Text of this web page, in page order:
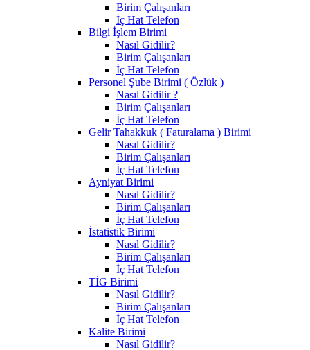
Birim Çalışanları
İç Hat Telefon
Bilgi İşlem Birimi
Nasıl Gidilir?
Birim Çalışanları
İç Hat Telefon
Personel Şube Birimi ( Özlük )
Nasıl Gidilir ?
Birim Çalışanları
İç Hat Telefon
Gelir Tahakkuk ( Faturalama ) Birimi
Nasıl Gidilir?
Birim Çalışanları
İç Hat Telefon
Ayniyat Birimi
Nasıl Gidilir?
Birim Çalışanları
İç Hat Telefon
İstatistik Birimi
Nasıl Gidilir?
Birim Çalışanları
İç Hat Telefon
TİG Birimi
Nasıl Gidilir?
Birim Çalışanları
İç Hat Telefon
Kalite Birimi
Nasıl Gidilir?